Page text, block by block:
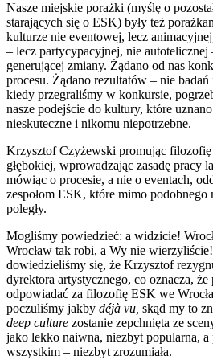
Nasze miejskie porażki (myślę o
starających się o ESK) były też
kulturze nie eventowej, lecz
– lecz partycypacyjnej, nie autotelicznej
generującej zmiany. Żądano od nas
procesu. Żądano rezultatów – nie
kiedy przegraliśmy w konkursie,
nasze podejście do kultury, które
nieskuteczne i nikomu niepotrzebne.
Krzysztof Czyżewski promując
głębokiej, wprowadzając zasadę pracy
mówiąc o procesie, a nie o eventach,
zespołom ESK, które mimo podobnego
poległy.
Mogliśmy powiedzieć: a widzicie!
Wrocław tak robi, a Wy nie
dowiedzieliśmy się, że Krzysztof
dyrektora artystycznego, co oznacza, że
odpowiadać za filozofię ESK we
poczuliśmy jakby déjà vu, skąd my to
deep culture zostanie zepchnięta ze
jako lekko naiwna, niezbyt popularna, a
wszystkim – niezbyt zrozumiała.